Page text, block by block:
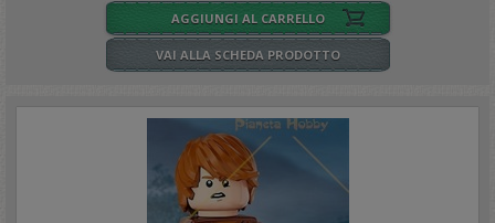
AGGIUNGI AL CARRELLO
VAI ALLA SCHEDA PRODOTTO